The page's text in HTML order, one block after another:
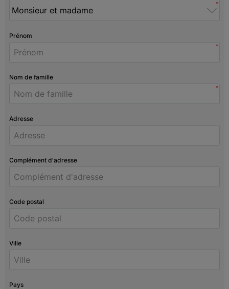
*
Prénom
*
Nom de famille
*
Adresse
Complément d'adresse
Code postal
Ville
Pays